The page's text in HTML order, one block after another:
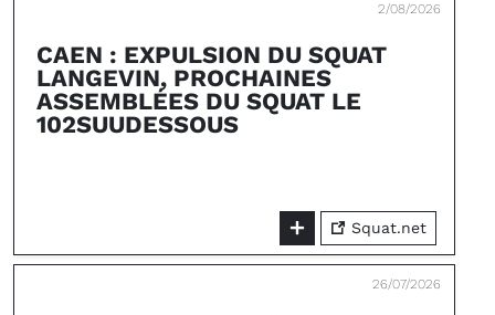
2/08/2026
CAEN : EXPULSION DU SQUAT
LANGEVIN, PROCHAINES
ASSEMBLÉES DU SQUAT LE
102SUUDESSOUS
Squat.net
26/07/2026